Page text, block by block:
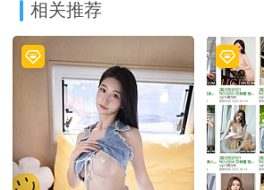
相关推荐